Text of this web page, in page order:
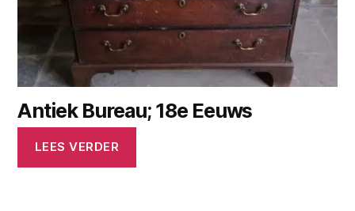
Antiek Bureau; 18e Eeuws
LEES VERDER